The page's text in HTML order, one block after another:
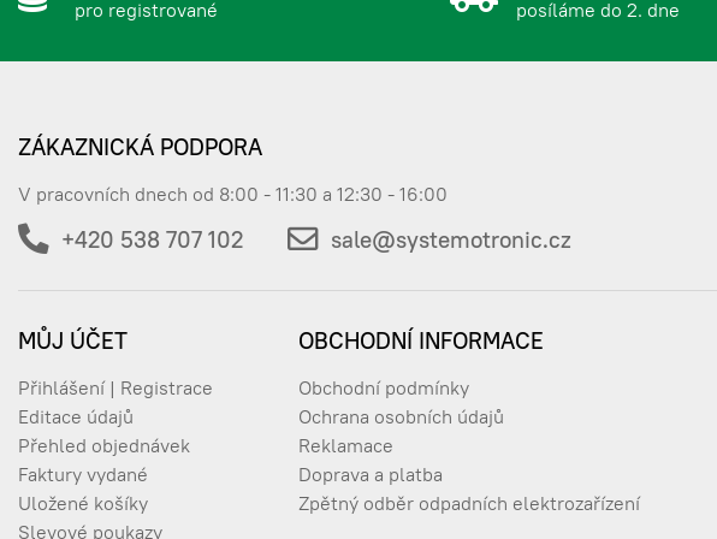
1110036 ReeR 1110036 EOS4 1051 X WTF
ReeR 1110037 EOS4 1201 X WTF
1110038 ReeR 1110038 EOS4 1351 X WTF
pro registrované posíláme do 2. dne
ZÁKAZNICKÁ PODPORA
V pracovních dnech od 8:00 - 11:30 a 12:30 - 16:00
+420 538 707 102 sale@systemotronic.cz
MŮJ ÚČET
Přihlášení | Registrace
Editace údajů
Přehled objednávek
Faktury vydané
Uložené košíky
Slevové poukazy
OBCHODNÍ INFORMACE
Obchodní podmínky
Ochrana osobních údajů
Reklamace
Doprava a platba
Zpětný odběr odpadních elektrozařízení